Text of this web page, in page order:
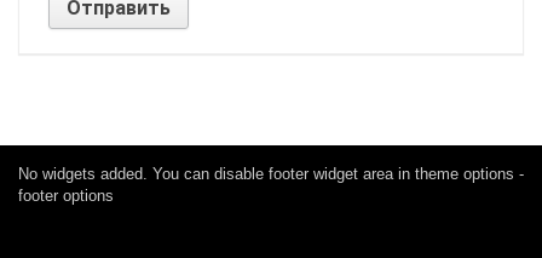
No widgets added. You can disable footer widget area in theme options -
footer options